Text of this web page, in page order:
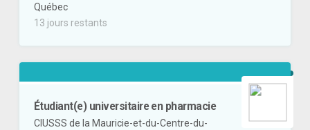
Québec
13 jours restants
Étudiant(e) universitaire en pharmacie
CIUSSS de la Mauricie-et-du-Centre-du-